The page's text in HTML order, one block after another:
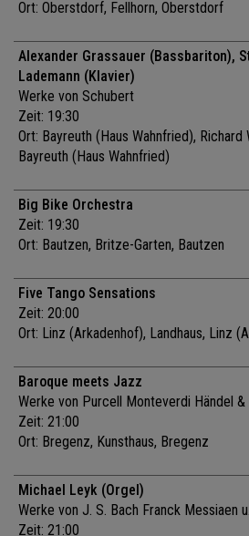
Ort: Oberstdorf, Fellhorn, Oberstdorf
Alexander Grassauer (Bassbariton),
Lademann (Klavier)
Werke von Schubert
Zeit: 19:30
Ort: Bayreuth (Haus Wahnfried), Richard
Bayreuth (Haus Wahnfried)
Big Bike Orchestra
Zeit: 19:30
Ort: Bautzen, Britze-Garten, Bautzen
Five Tango Sensations
Zeit: 20:00
Ort: Linz (Arkadenhof), Landhaus, Linz
Baroque meets Jazz
Werke von Purcell Monteverdi Händel &
Zeit: 21:00
Ort: Bregenz, Kunsthaus, Bregenz
Michael Leyk (Orgel)
Werke von J. S. Bach Franck Messiaen
Zeit: 21:00